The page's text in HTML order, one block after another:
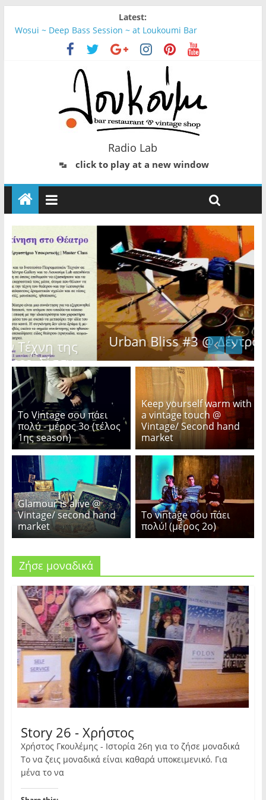
Latest:
Wosui ~ Deep Bass Session ~ at Loukoumi Bar
Πρώτο Εργαστήριο στην Τέχνη της Υποκριτικής | Μaster
Class. Σίσσυ Δουτσίου: Η Συγκίνηση στο Θέατρο
Story 26 - Χρήστος
Urban Bliss #3 @ Δέντρο
Jump , Jive & Shout * Rock ‘n’ Roll & Swing Party at Loukoumi
Radio Lab
click to play at a new window
Urban Bliss #3 @ Δέντρο
Το Vintage σου πάει
πολύ - μέρος 3ο (τέλος
1ης season)
Keep yourself warm with
a vintage touch @
Vintage/ Second hand
market
Glamour is alive @
Vintage/ second hand
market
Το vintage σου πάει
πολύ! (μέρος 2ο)
Ζήσε μοναδικά
Story 26 - Χρήστος
Χρήστος Γκουλέμης - Ιστορία 26η για το ζήσε μοναδικά
Το να ζεις μοναδικά είναι καθαρά υποκειμενικό. Για
μένα το να